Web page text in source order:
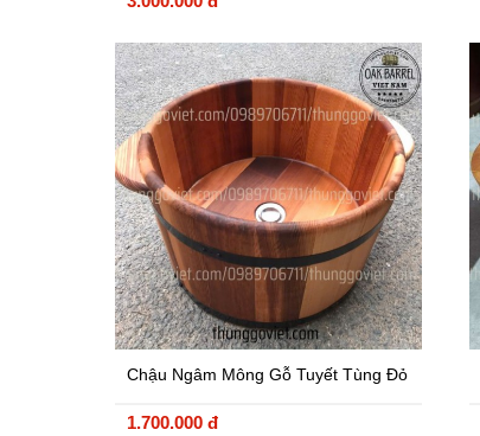
Chậu Ngâm Mông Gỗ Tuyết Tùng Đỏ
1.700.000 đ